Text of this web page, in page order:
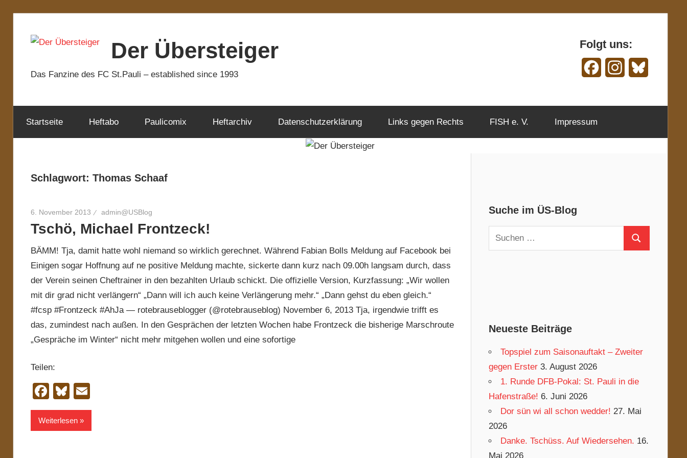
Inhalt
Der Übersteiger
Das Fanzine des FC St.Pauli – established since 1993
Folgt uns:
FacebookInstagram
Startseite Heftabo Paulicomix Heftarchiv Datenschutzerklärung Links gegen Rechts FISH e. V. Impressum
Schlagwort: Thomas Schaaf
6. November 2013 admin@USBlog
Tschö, Michael Frontzeck!
BÄMM! Tja, damit hatte wohl niemand so wirklich gerechnet. Während Fabian Bolls Meldung auf Facebook bei
Einigen sogar Hoffnung auf ne positive Meldung machte, sickerte dann kurz nach 09.00h langsam durch, dass
der Verein seinen Cheftrainer in den bezahlten Urlaub schickt. Die offizielle Version, Kurzfassung: „Wir wollen
mit dir grad nicht verlängern“ „Dann will ich auch keine Verlängerung mehr.“ „Dann gehst du eben gleich.“
#fcsp #Frontzeck #AhJa — rotebrauseblogger (@rotebrauseblog) November 6, 2013 Tja, irgendwie trifft es
das, zumindest nach außen. In den Gesprächen der letzten Wochen habe Frontzeck die bisherige Marschroute
„Gespräche im Winter“ nicht mehr mitgehen wollen und eine sofortige
Teilen:
Facebook
Bluesky
Weiterlesen
Suche im ÜS-Blog
Suchen
nach:
Suchen
Neueste Beiträge
Topspiel zum Saisonauftakt – Zweiter
gegen Erster 3. August 2026
1. Runde DFB-Pokal: St. Pauli in die
Hafenstraße! 6. Juni 2026
Dor sün wi all schon wedder! 27. Mai
2026
Danke. Tschüss. Auf Wiedersehen. 16.
Mai 2026